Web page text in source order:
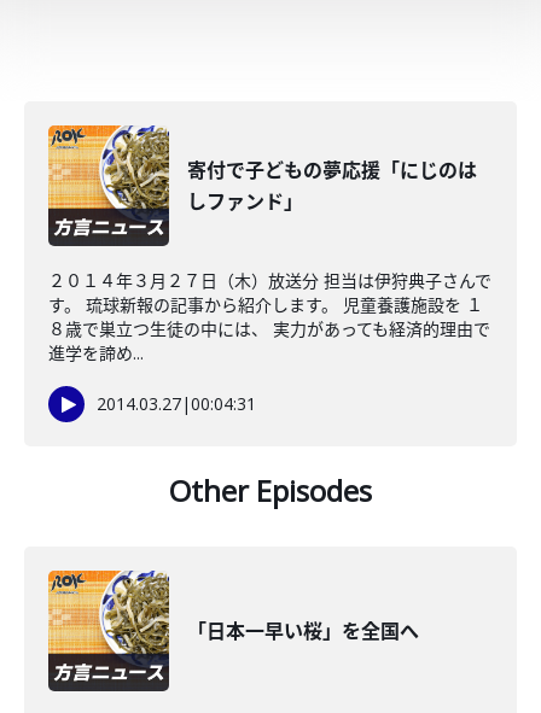
寄付で子どもの夢応援「にじのは
しファンド」
２０１４年３月２７日（木）放送分 担当は伊狩典子さんで
す。 琉球新報の記事から紹介します。 児童養護施設を １
８歳で巣立つ生徒の中には、 実力があっても経済的理由で
進学を諦め...
2014.03.27|00:04:31
Other Episodes
「日本一早い桜」を全国へ